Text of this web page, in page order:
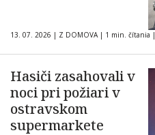
13. 07. 2026 | Z DOMOVA | 1 min. čítania |
Hasiči zasahovali v
noci pri požiari v
ostravskom
supermarkete